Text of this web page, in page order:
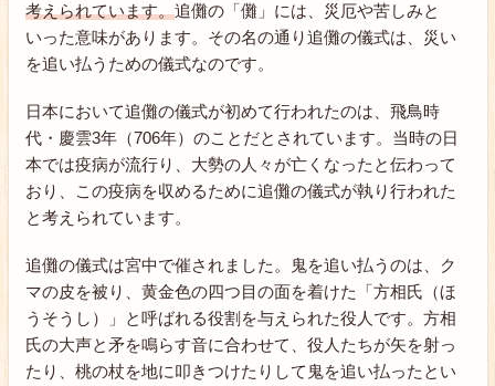
考えられています。追儺の「儺」には、災厄や苦しみと
いった意味があります。その名の通り追儺の儀式は、災い
を追い払うための儀式なのです。
日本において追儺の儀式が初めて行われたのは、飛鳥時
代・慶雲3年（706年）のことだとされています。当時の日
本では疫病が流行り、大勢の人々が亡くなったと伝わって
おり、この疫病を収めるために追儺の儀式が執り行われた
と考えられています。
追儺の儀式は宮中で催されました。鬼を追い払うのは、ク
マの皮を被り、黄金色の四つ目の面を着けた「方相氏（ほ
うそうし）」と呼ばれる役割を与えられた役人です。方相
氏の大声と矛を鳴らす音に合わせて、役人たちが矢を射っ
たり、桃の杖を地に叩きつけたりして鬼を追い払ったとい